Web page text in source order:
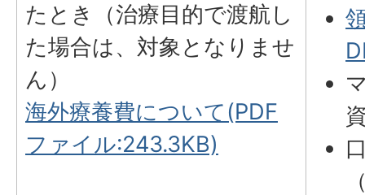
たとき（治療目的で渡航し
た場合は、対象となりませ
ん）
海外療養費について(PDF
ファイル:243.3KB)